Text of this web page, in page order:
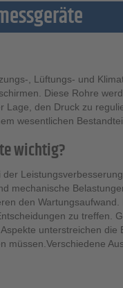
, Lüftungs- und
Diese Rohre
den Druck zu
wesentlichen
wichtig?
mechanische
den
zu treffen.
unterstreichen